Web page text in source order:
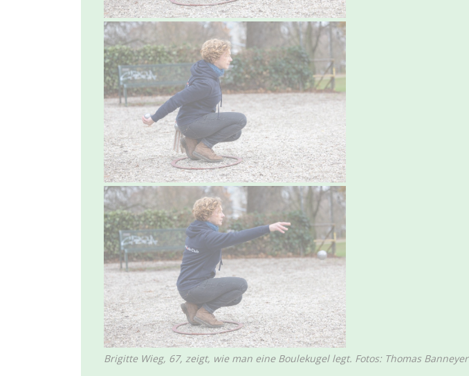
Brigitte Wieg, 67, zeigt, wie man eine Boulekugel legt. Fotos: Thomas Banneyer